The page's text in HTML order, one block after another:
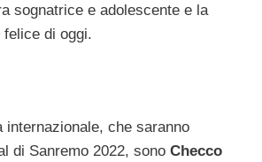
sognatrice e adolescente e la
felice di oggi.
che saranno
di Sanremo 2022, sono Checco